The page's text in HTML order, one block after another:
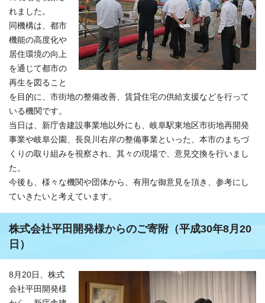
れました。
同機構は、都市
機能の高度化や
居住環境の向上
を通じて都市の
再生を図ること
を目的に、市街地の整備改善、賃貸住宅の供給支援などを行って
いる機関です。
当日は、新庁舎建設事業地以外にも、岐阜駅東地区市街地再開発
事業や岐阜公園、長良川右岸の整備事業といった、本市のまちづ
くりの取り組みを視察され、其々の現場で、意見交換を行いまし
た。
今後も、様々な機関や団体から、有用な御意見を頂き、参考にし
ていきたいと考えています。
株式会社平田開発様からのご寄附（平成30年8月20
日）
8月20日、株式
会社平田開発様